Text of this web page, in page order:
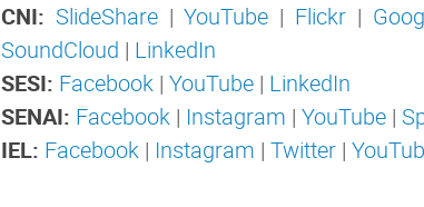
CNI: SlideShare|YouTube | Flickr |
SoundCloud | LinkedIn
SESI: Facebook | YouTube | LinkedIn
SENAI: Facebook | Instagram | YouTube |
IEL: Facebook | Instagram | Twitter |